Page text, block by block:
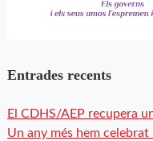
Entrades recents
El CDHS/AEP recupera
Un any més hem